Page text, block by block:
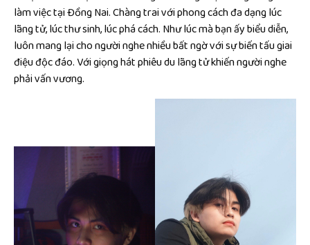
làm việc tại Đồng Nai. Chàng trai với phong cách đa dạng lúc
lãng tử, lúc thư sinh, lúc phá cách. Như lúc mà bạn ấy biểu diễn,
luôn mang lại cho người nghe nhiều bất ngờ với sự biến tấu giai
điệu độc đáo. Với giọng hát phiêu du lãng tử khiến người nghe
phải vấn vương.